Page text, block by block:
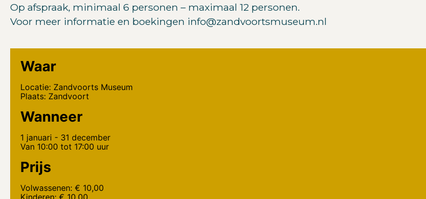
Op afspraak, minimaal 6 personen – maximaal 12 personen.
Voor meer informatie en boekingen info@zandvoortsmuseum.nl
Waar
Locatie: Zandvoorts Museum
Plaats: Zandvoort
Wanneer
1 januari - 31 december
Van 10:00 tot 17:00 uur
Prijs
Volwassenen: € 10,00
Kinderen: € 10,00